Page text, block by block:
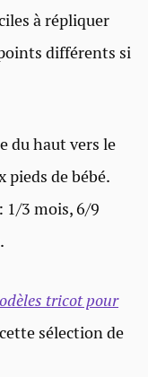
à répliquer
différents si
du haut vers le
pieds de bébé.
1/3 mois, 6/9
tricot pour
sélection de